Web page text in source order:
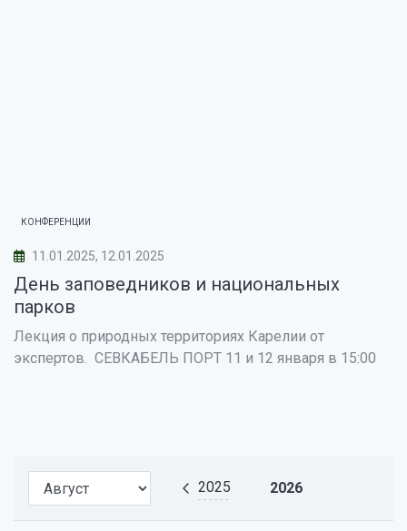
2025 2026
КОНФЕРЕНЦИИ
11.01.2025, 12.01.2025
День заповедников и национальных
парков
Лекция о природных территориях Карелии от
экспертов. СЕВКАБЕЛЬ ПОРТ 11 и 12 января в 15:00